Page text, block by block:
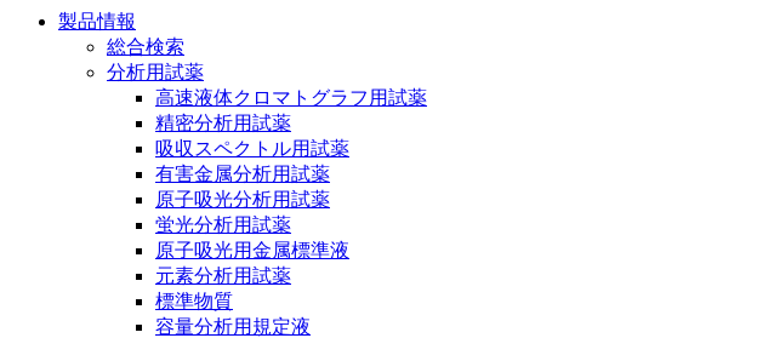
製品情報
総合検索
分析用試薬
高速液体クロマトグラフ用試薬
精密分析用試薬
吸収スペクトル用試薬
有害金属分析用試薬
原子吸光分析用試薬
蛍光分析用試薬
原子吸光用金属標準液
元素分析用試薬
標準物質
容量分析用規定液